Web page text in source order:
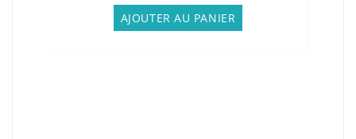
AJOUTER AU PANIER